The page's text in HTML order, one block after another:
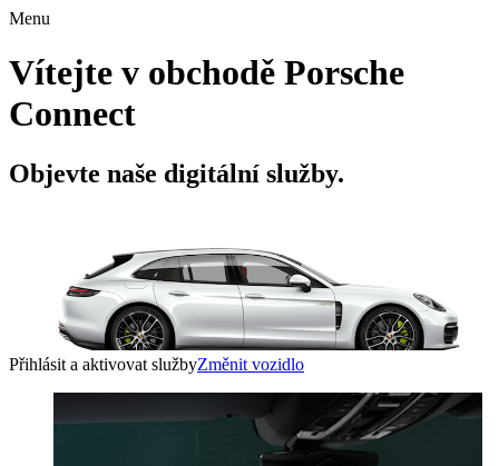
Menu
Vítejte v obchodě Porsche
Connect
Objevte naše digitální služby.
Přihlásit a aktivovat službyZměnit vozidlo